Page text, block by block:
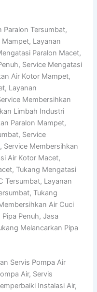
Paralon Tersumbat,
Layanan
Paralon Macet,
Service Mengatasi
Air Kotor Mampet,
Layanan
Membersihkan
Limbah Industri
Paralon Mampet,
Service
Service Membersihkan
Air Kotor Macet,
Tukang Mengatasi
Tersumbat, Layanan
Tukang
Air Cuci
Penuh, Jasa
Melancarkan Pipa
Servis Pompa Air
Air, Servis
Instalasi Air,